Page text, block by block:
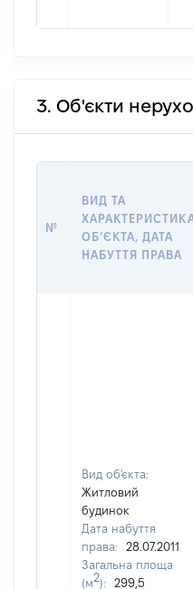
3. Об'єкти
№
ВИД ТА
ОБʼЄКТА, ДАТА
НАБУТТЯ ПРАВА
Вид об'єкта:
Житловий
будинок
Дата набуття
права:
28.07.2011
Загальна площа
(м2):
299,5